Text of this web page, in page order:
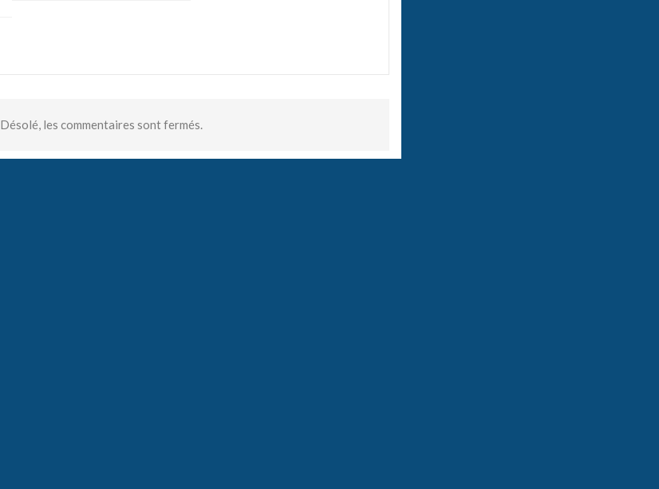
Désolé, les commentaires sont fermés.